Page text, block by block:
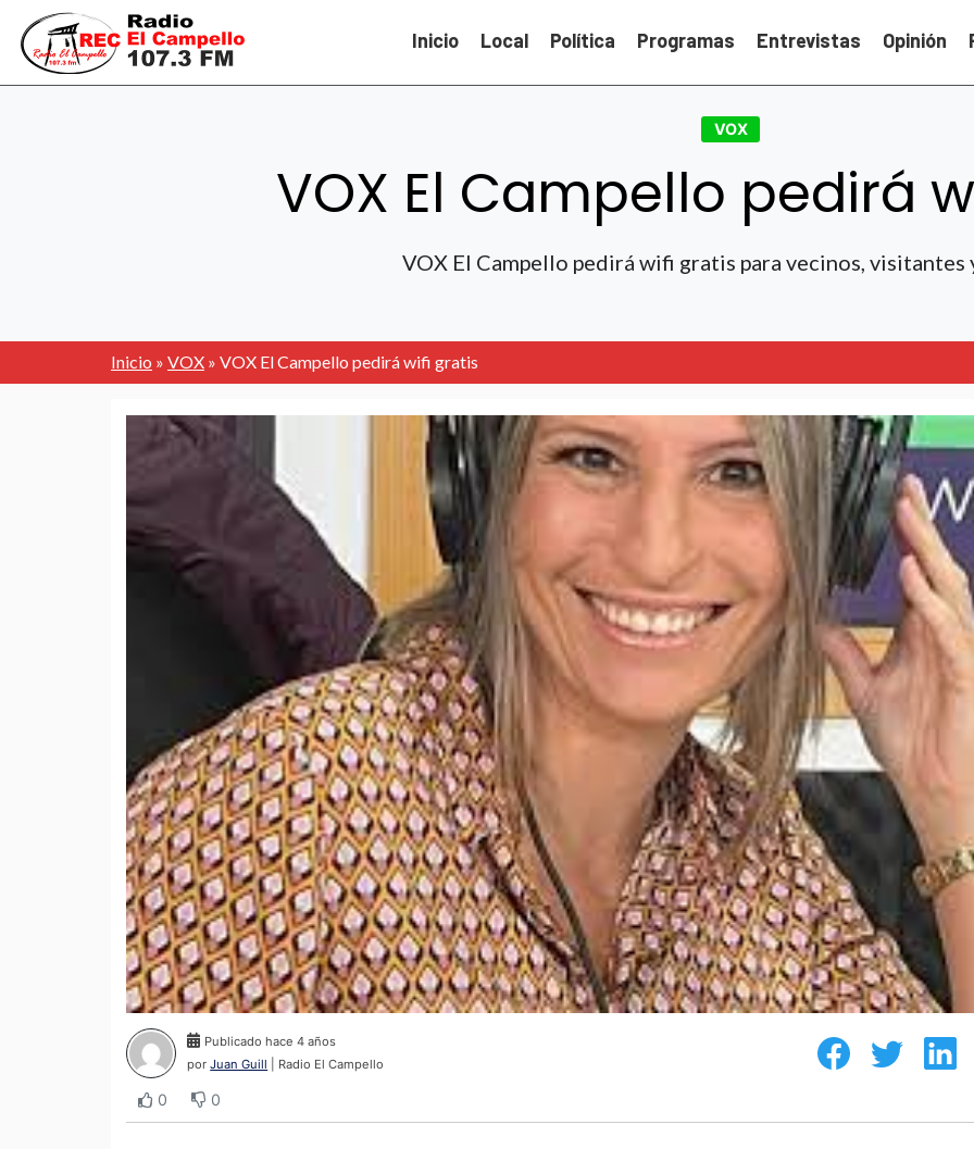
Inicio Local Política Programas Entrevistas Opinión
VOX
VOX El Campello pedirá
VOX El Campello pedirá wifi gratis para vecinos, visitantes
Inicio » VOX » VOX El Campello pedirá wifi gratis
Publicado hace 4 años
porJuan Guill | Radio El Campello
0 0